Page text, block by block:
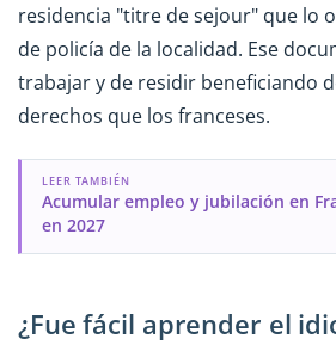
residencia "titre de sejour" que lo
de policía de la localidad. Ese
trabajar y de residir beneficiando
derechos que los franceses.
LEER TAMBIÉN
Acumular empleo y jubilación en
en 2027
¿Fue fácil aprender el